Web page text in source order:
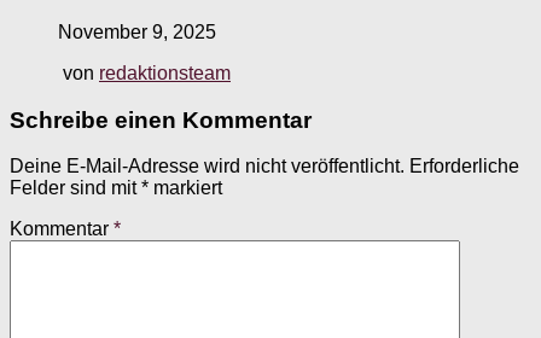
November 9, 2025
von redaktionsteam
Schreibe einen Kommentar
Deine E-Mail-Adresse wird nicht veröffentlicht. Erforderliche
Felder sind mit* markiert
Kommentar *